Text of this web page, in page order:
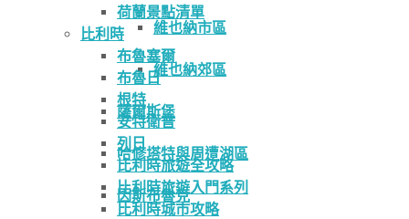
維也納市區
維也納郊區
薩爾斯堡
哈修塔特與周遭湖區
因斯布魯克
荷蘭景點清單
比利時
布魯塞爾
布魯日
根特
安特衛普
列日
比利時旅遊全攻略
比利時旅遊入門系列
比利時城市攻略